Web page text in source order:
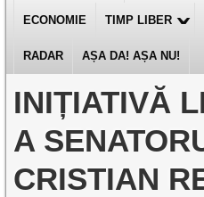
ECONOMIE TIMP LIBER
RADAR AȘA DA! AȘA NU!
INIȚIATIVĂ
A
CRISTIAN